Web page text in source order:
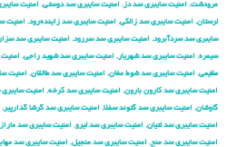
مرودشت, امنیت سایبری سد دز , امنیت سایبری سد دوستی, امنیت
لرستان, امنیت سایبری سد زالکی, امنیت سایبری سد زاینده‌رود, امنیت
سایبری سد سردآبرود, امنیت سایبری سد سررود, امنیت سایبری سد سزار
سیمره, امنیت سایبری سد شهریار , امنیت سایبری سد شهید راجی,
عظیمی, امنیت سایبری سد شوط مغان, امنیت سایبری سد طالقان, امنیت
امنیت سایبری سد کارون بارون, امنیت سایبری سد کرخه, امنیت
گاوشان, امنیت سایبری سد گتوند سفلا, امنیت سایبری سد گرشا گدارپیر ,
امنیت سایبری سد لتیان, امنیت سایبری سد لیرو, امنیت سایبری سد
امنیت سایبری سد منج, امنیت سایبری سد منجیل, امنیت سایبری سد